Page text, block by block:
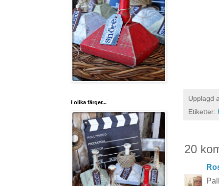
Upplagd
Etiketter:
20
I olika färger...